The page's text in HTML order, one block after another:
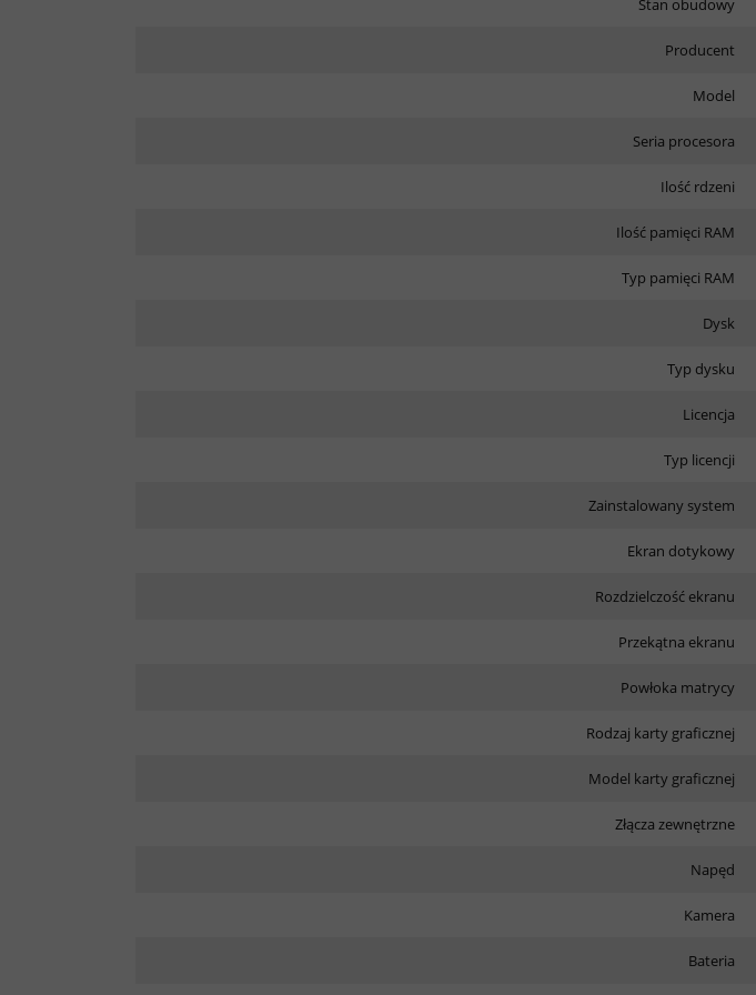
Producent
Model
Seria procesora
Ilość rdzeni
Ilość pamięci RAM
Typ pamięci RAM
Dysk
Typ dysku
Licencja
Typ licencji
Zainstalowany system
Ekran dotykowy
Rozdzielczość ekranu
Przekątna ekranu
Powłoka matrycy
Rodzaj karty graficznej
Model karty graficznej
Złącza zewnętrzne
Napęd
Kamera
Bateria